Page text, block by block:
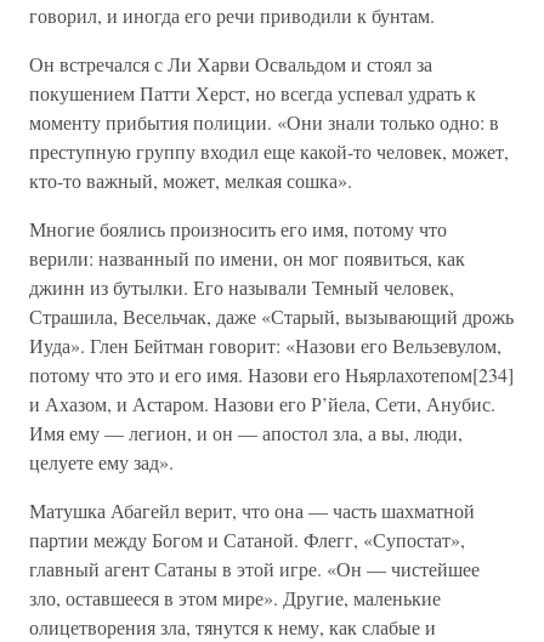
говорил, и иногда его речи приводили к бунтам.
Он встречался с Ли Харви Освальдом и стоял за
покушением Патти Херст, но всегда успевал удрать к
моменту прибытия полиции. «Они знали только одно: в
преступную группу входил еще какой-то человек, может,
кто-то важный, может, мелкая сошка».
Многие боялись произносить его имя, потому что
верили: названный по имени, он мог появиться, как
джинн из бутылки. Его называли Темный человек,
Страшила, Весельчак, даже «Старый, вызывающий дрожь
Иуда». Глен Бейтман говорит: «Назови его Вельзевулом,
потому что это и его имя. Назови его Ньярлахотепом[234]
и Ахазом, и Астаром. Назови его Р’йела, Сети, Анубис.
Имя ему — легион, и он — апостол зла, а вы, люди,
целуете ему зад».
Матушка Абагейл верит, что она — часть шахматной
партии между Богом и Сатаной. Флегг, «Супостат»,
главный агент Сатаны в этой игре. «Он — чистейшее
зло, оставшееся в этом мире». Другие, маленькие
олицетворения зла, тянутся к нему, как слабые и